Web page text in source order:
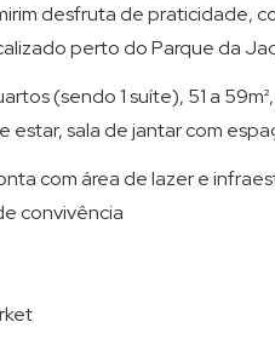
desfruta de praticidade,
perto do Parque da
(sendo 1 suíte), 51 a
estar, sala de jantar com
com área de lazer e
convivência